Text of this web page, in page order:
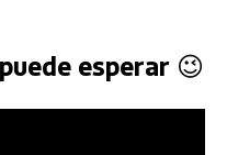
esperar 😉